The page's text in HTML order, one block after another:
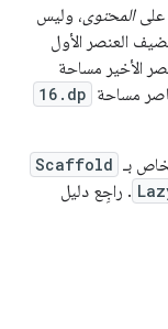
علىالمحتوى، وليس
العنصر الأول
الأخير مساحة
مساحة 16.dp
بـ Scaffold
. راجِع دليل